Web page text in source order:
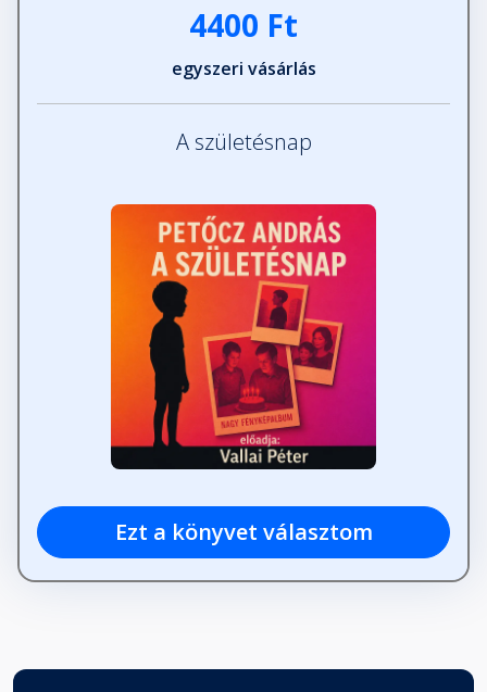
4400 Ft
egyszeri vásárlás
A születésnap
Ezt a könyvet választom